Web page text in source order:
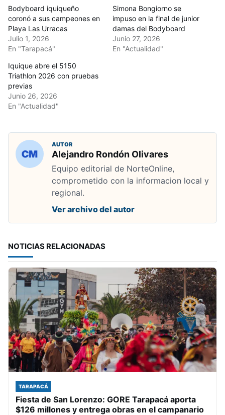
Bodyboard iquiqueño
coronó a sus campeones en
Playa Las Urracas
Julio 1, 2026
En "Tarapacá"
Simona Bongiorno se
impuso en la final de junior
damas del Bodyboard
Junio 27, 2026
En "Actualidad"
Iquique abre el 5150
Triathlon 2026 con pruebas
previas
Junio 26, 2026
En "Actualidad"
AUTOR
Alejandro Rondón Olivares
Equipo editorial de NorteOnline,
comprometido con la informacion local y
regional.
Ver archivo del autor
NOTICIAS RELACIONADAS
TARAPACÁ
Fiesta de San Lorenzo: GORE Tarapacá aporta
$126 millones y entrega obras en el campanario